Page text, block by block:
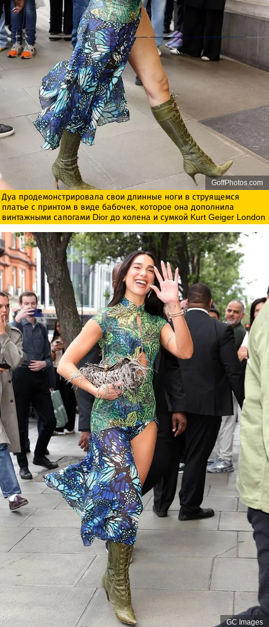
GoffPhotos.com
Дуа продемонстрировала свои длинные ноги в струящемся
платье с принтом в виде бабочек, которое она дополнила
винтажными сапогами Dior до колена и сумкой Kurt Geiger London
GC Images